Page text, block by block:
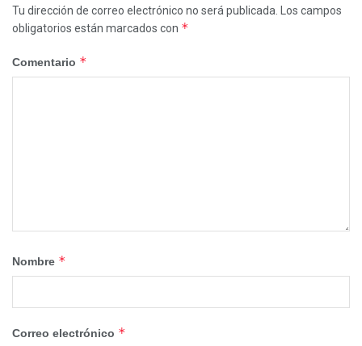
Tu dirección de correo electrónico no será publicada.
Los campos
obligatorios están marcados con *
Comentario *
Nombre *
Correo electrónico *